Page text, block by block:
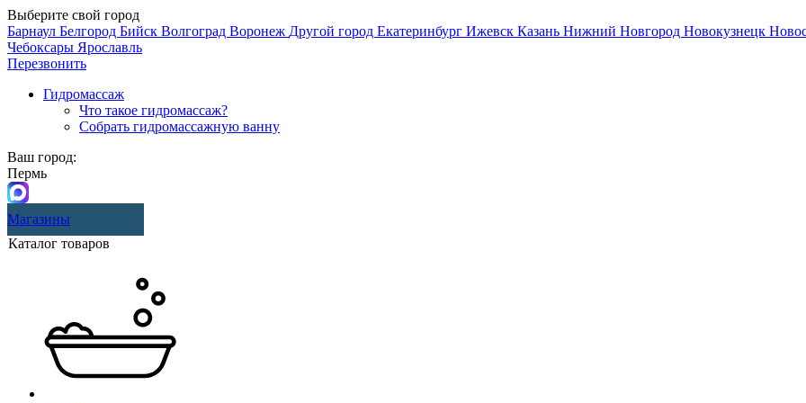
Выберите свой город
Барнаул Белгород Бийск Волгоград Воронеж Другой город Екатеринбург Ижевск Казань Нижний Новгород Новокузнецк
Чебоксары Ярославль
Перезвонить
Гидромассаж
Что такое гидромассаж?
Собрать гидромассажную ванну
Ваш город:
Пермь
Магазины
Каталог товаров